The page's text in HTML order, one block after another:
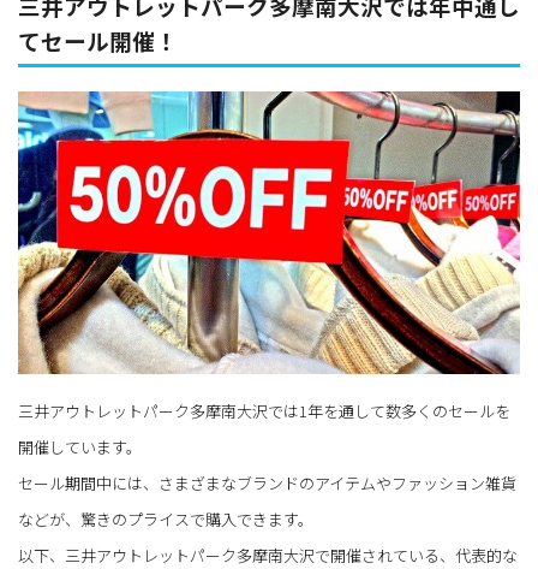
てセール開催！
三井アウトレットパーク多摩南大沢では1年を通して数多くのセールを
開催しています。
セール期間中には、さまざまなブランドのアイテムやファッション雑貨
などが、驚きのプライスで購入できます。
以下、三井アウトレットパーク多摩南大沢で開催されている、代表的な